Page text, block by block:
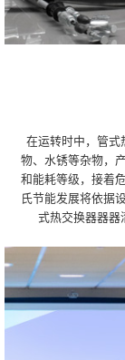
在运转时中，管式
物、水锈等杂物，
和能耗等级，接着
氏节能发展将依据
式热交换器器器